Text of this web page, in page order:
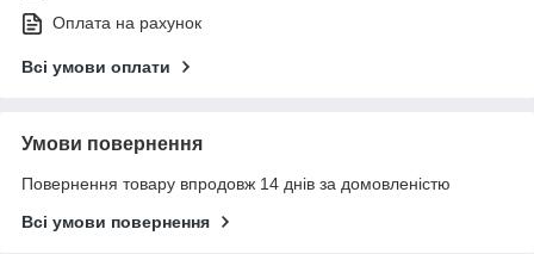
Оплата на рахунок
Всі умови оплати
Умови повернення
Повернення товару впродовж 14 днів за домовленістю
Всі умови повернення